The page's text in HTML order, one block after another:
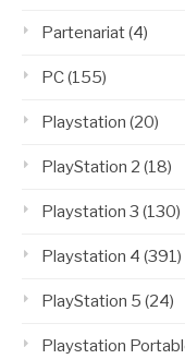
Partenariat(4)
PC(155)
Playstation (20)
PlayStation 2 (18)
Playstation 3 (130)
Playstation 4 (391)
PlayStation 5 (24)
Playstation